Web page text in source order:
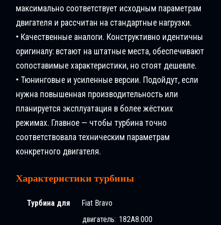
максимально соответствует исходным параметрам
двигателя и рассчитан на стандартные нагрузки.
• Качественные аналоги. Конструктивно идентичны
оригиналу: встают на штатные места, обеспечивают
сопоставимые характеристики, но стоят дешевле.
• Тюнинговые и усиленные версии. Подойдут, если
нужна повышенная производительность или
планируется эксплуатация в более жёстких
режимах. Главное — чтобы турбина точно
соответствовала техническим параметрам
конкретного двигателя.
Характеристики турбины
Турбина для Fiat Bravo
двигатель: 182A8.000